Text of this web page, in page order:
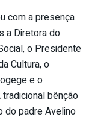
com a presença
a Diretora do
o Presidente
Cultura, o
e o
bênção
do padre Avelino